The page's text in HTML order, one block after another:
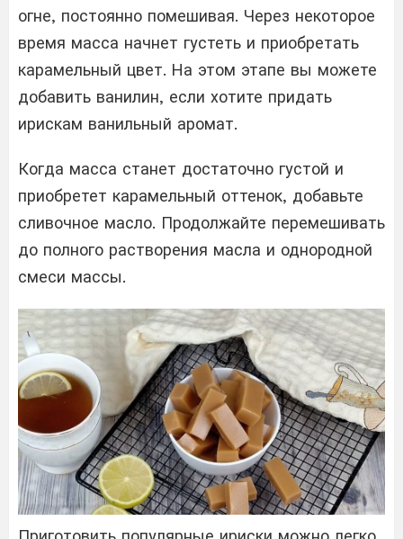
огне, постоянно помешивая. Через некоторое
время масса начнет густеть и приобретать
карамельный цвет. На этом этапе вы можете
добавить ванилин, если хотите придать
ирискам ванильный аромат.
Когда масса станет достаточно густой и
приобретет карамельный оттенок, добавьте
сливочное масло. Продолжайте перемешивать
до полного растворения масла и однородной
смеси массы.